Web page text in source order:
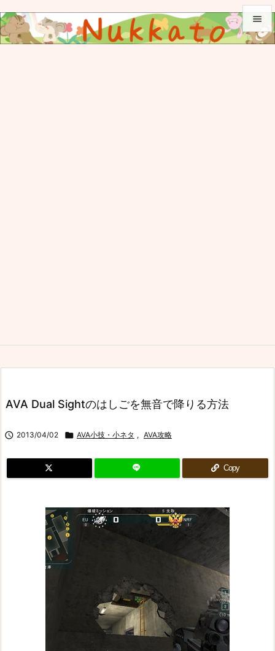


AVA Dual Sightのはしごを無音で降りる方法
 2013/04/02  AVA小技・小ネタ , AVA攻略
Copy